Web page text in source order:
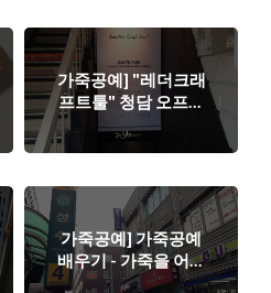
가죽공예] "레더크래
프트툴" 청담 오프라
인 매장 방문! - 가죽
공예 입문!
가죽공예] 가죽공예
배우기 - 가죽을 어디
서 사야할까? 성수동